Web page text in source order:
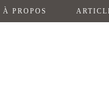
À PROPOS